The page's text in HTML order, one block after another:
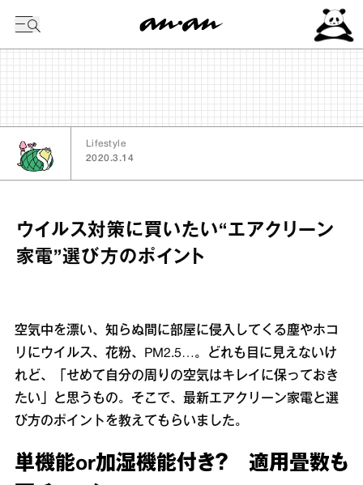
Lifestyle
2020.3.14
ウイルス対策に買いたい“エアクリーン
家電”選び方のポイント
空気中を漂い、知らぬ間に部屋に侵入してくる塵やホコ
リにウイルス、花粉、PM2.5…。どれも目に見えないけ
れど、「せめて自分の周りの空気はキレイに保っておき
たい」と思うもの。そこで、最新エアクリーン家電と選
び方のポイントを教えてもらいました。
単機能or加湿機能付き？ 適用畳数も